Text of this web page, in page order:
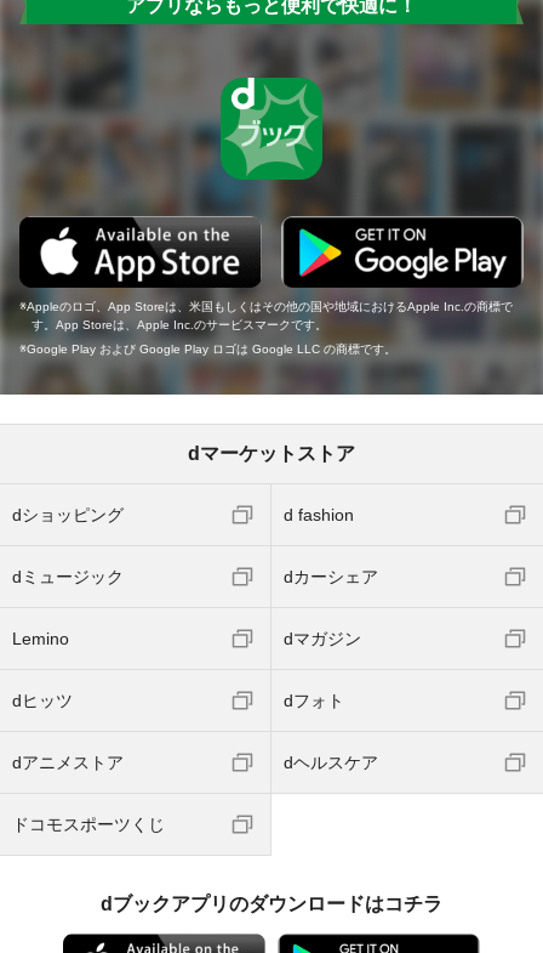
アプリならもっと便利で快適に！
Appleのロゴ、App Storeは、米国もしくはその他の国や地域におけるApple Inc.の商標で
す。App Storeは、Apple Inc.のサービスマークです。
Google Play および Google Play ロゴは Google LLC の商標です。
dマーケットストア
dショッピング d fashion
dミュージック dカーシェア
Lemino dマガジン
dヒッツ dフォト
dアニメストア dヘルスケア
ドコモスポーツくじ
dブックアプリのダウンロードはコチラ